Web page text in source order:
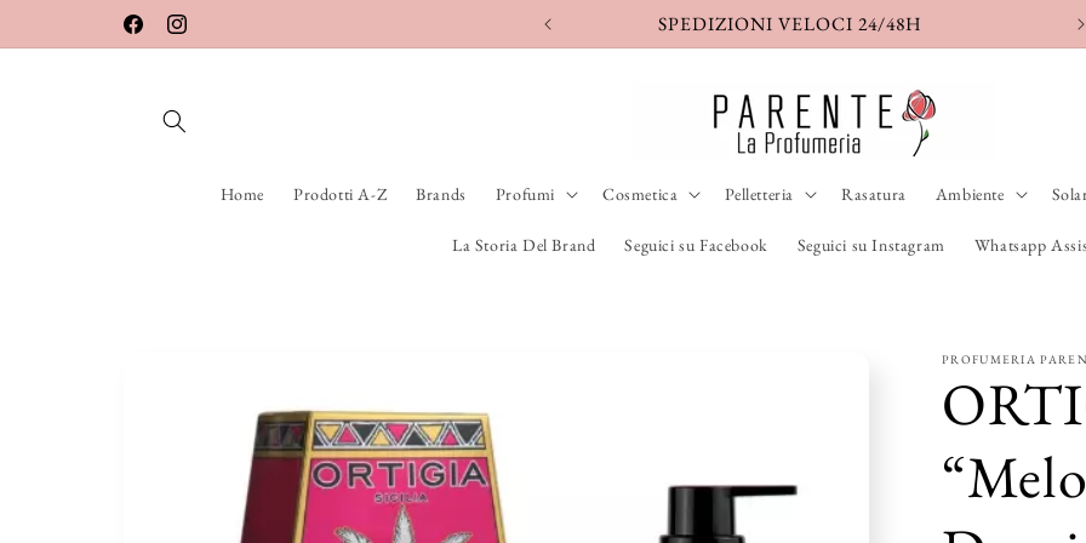
direttamente
ai contenuti
FacebookInstagram
SPEDIZIONI VELOCI 24/48H
Home Prodotti A-Z Brands Profumi Cosmetica Pelletteria Rasatura Ambiente
La Storia Del Brand Seguici su Facebook Seguici su Instagram Whatsapp
PROFUMERIA